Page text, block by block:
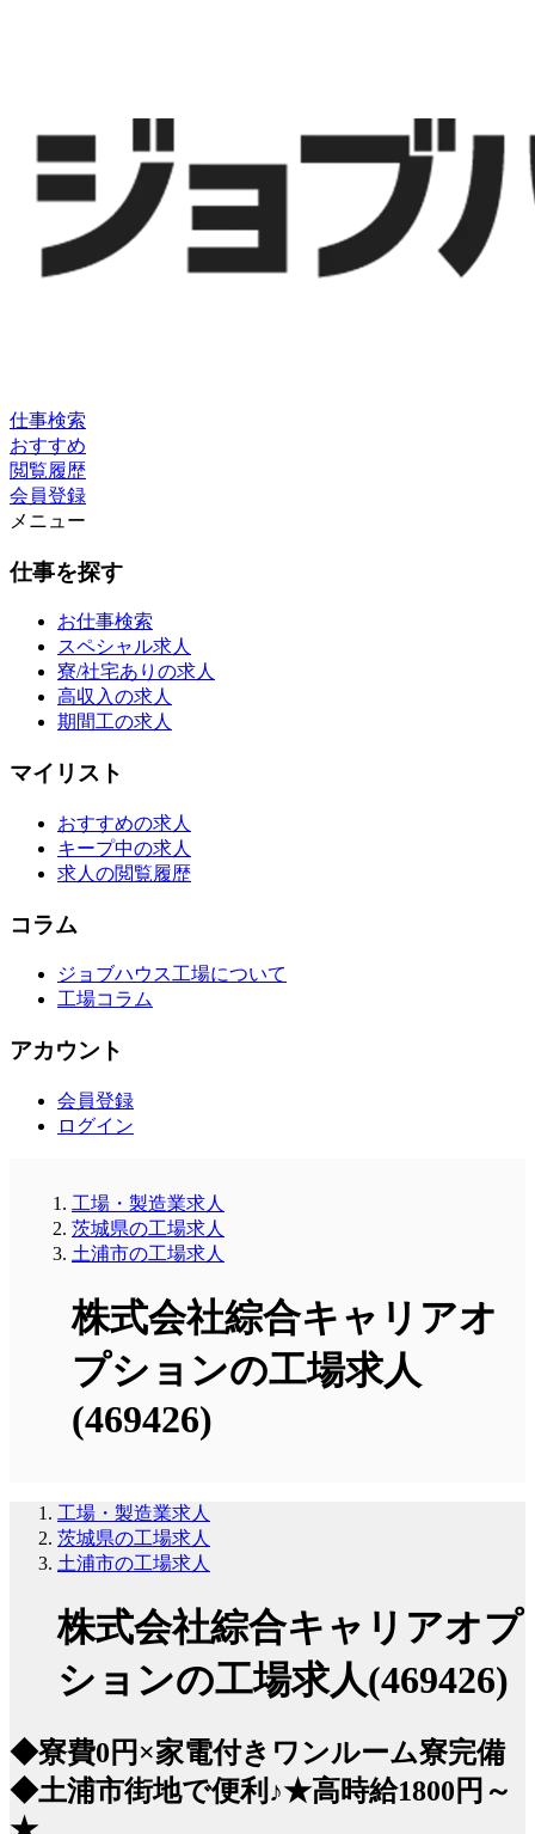
仕事検索
おすすめ
閲覧履歴
会員登録
メニュー
仕事を探す
お仕事検索
スペシャル求人
寮/社宅ありの求人
高収入の求人
期間工の求人
マイリスト
おすすめの求人
キープ中の求人
求人の閲覧履歴
コラム
ジョブハウス工場について
工場コラム
アカウント
会員登録
ログイン
工場・製造業求人
茨城県の工場求人
土浦市の工場求人
株式会社綜合キャリアオ
プションの工場求人
(469426)
工場・製造業求人
茨城県の工場求人
土浦市の工場求人
株式会社綜合キャリアオプ
ションの工場求人(469426)
◆寮費0円×家電付きワンルーム寮完備
◆土浦市街地で便利♪★高時給1800円～